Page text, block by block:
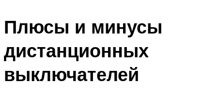
Плюсы и минусы
дистанционных
выключателей